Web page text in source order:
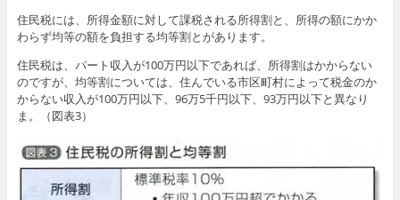
住民税には、所得金額に対して課税される所得割と、所得の額にかか
わらず均等の額を負担する均等割とがあります。
住民税は、パート収入が100万円以下であれば、所得割はかからない
のですが、均等割については、住んでいる市区町村によって税金のか
からない収入が100万円以下、96万5千円以下、93万円以下と異なり
ま。（図表3）